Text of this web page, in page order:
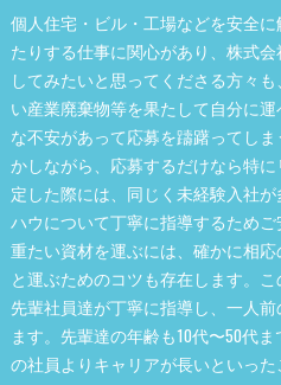
個人住宅・ビル・工場などを安全
たりする仕事に関心があり、株式
してみたいと思ってくださる方々
い産業廃棄物等を果たして自分に
な不安があって応募を躊躇ってし
かしながら、応募するだけなら特
定した際には、同じく未経験入社
ハウについて丁寧に指導するためご
重たい資材を運ぶには、確かに相
と運ぶためのコツも存在します。
先輩社員達が丁寧に指導し、一人
ます。先輩達の年齢も10代〜50代
の社員よりキャリアが長いといっ